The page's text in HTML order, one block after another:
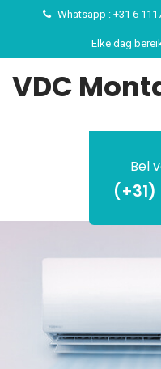
Whatsapp : +31 6
Elke dag
VDC
Bel
(+31)